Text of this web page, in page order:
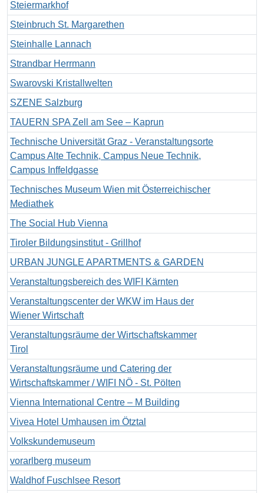
Steiermarkhof
Steinbruch St. Margarethen
Steinhalle Lannach
Strandbar Herrmann
Swarovski Kristallwelten
SZENE Salzburg
TAUERN SPA Zell am See – Kaprun
Technische Universität Graz - Veranstaltungsorte
Campus Alte Technik, Campus Neue Technik,
Campus Inffeldgasse
Technisches Museum Wien mit Österreichischer
Mediathek
The Social Hub Vienna
Tiroler Bildungsinstitut - Grillhof
URBAN JUNGLE APARTMENTS & GARDEN
Veranstaltungsbereich des WIFI Kärnten
Veranstaltungscenter der WKW im Haus der
Wiener Wirtschaft
Veranstaltungsräume der Wirtschaftskammer
Tirol
Veranstaltungsräume und Catering der
Wirtschaftskammer / WIFI NÖ - St. Pölten
Vienna International Centre – M Building
Vivea Hotel Umhausen im Ötztal
Volkskundemuseum
vorarlberg museum
Waldhof Fuschlsee Resort